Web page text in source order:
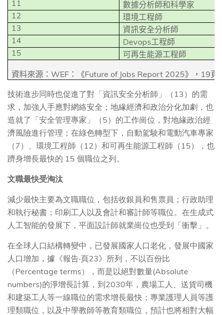
11 數據分析師和科學家
12 環境工程師
13 資訊安全分析師
14 Devops工程師
15 可再生能源工程師
資料來源：WEF ：《Future of Jobs Report 2025》， 19頁
技術進步同時也促進了對「資訊安全分析師」（13）的需
求，加強人手應對網絡安全；地緣經濟和政治分化加劇，也
造就了「安全管理專家」（5）的工作崗位，對地緣政治經
濟風險進行管理；在綠色轉型下，自動駕駛和電動汽車專家
（7）、環境工程師（12）和可再生能源工程師（15），也
躋身增長最快的 15 個職位之列。
文職最快受淘汰
減少最快主要為文職職位，包括收銀員和售票員；行政助理
和執行秘書；印刷工人以及會計和審計師等職位。在生成式
人工智能的發展下，平面設計師就業崗位也受到「衝擊」。
在全球人口結構轉變中，已發展國家人口老化，發展中國家
人口增加，據《報告‧頁23》所列，不以百份比
（Percentage terms），而是以絕對數量(Absolute
numbers)的淨增長計算，到2030年，農場工人、送貨司機
和建築工人等一線職位的需求增長最快；專業護理人員等護
理類職位，以及中學教師等教育類職位，預計也將相對大幅